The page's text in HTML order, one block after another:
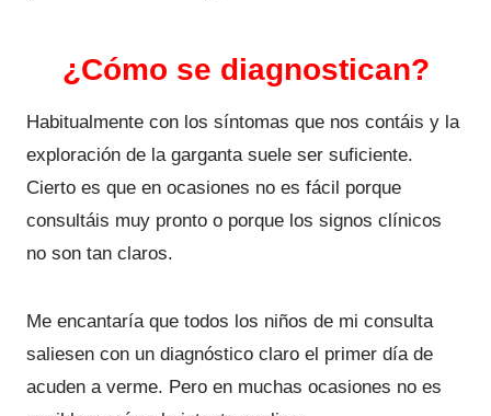
¿Cómo se diagnostican?
Habitualmente con los síntomas que nos contáis y la
exploración de la garganta suele ser suficiente.
Cierto es que en ocasiones no es fácil porque
consultáis muy pronto o porque los signos clínicos
no son tan claros.
Me encantaría que todos los niños de mi consulta
saliesen con un diagnóstico claro el primer día de
acuden a verme. Pero en muchas ocasiones no es